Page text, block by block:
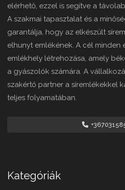
elérhető, ezzel is segítve a
A szakmai tapasztalat és a
garantálja, hogy az elkészült
elhunyt emlékének. A cél minden
emlékhely létrehozása, amely
a gyászolók számára. A
szakértő partner a síremlékekkel
teljes folyamatában.
Kategóriák